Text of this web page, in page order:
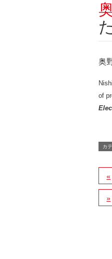
奥野Gメンバーの研究論文
奥
of
カ